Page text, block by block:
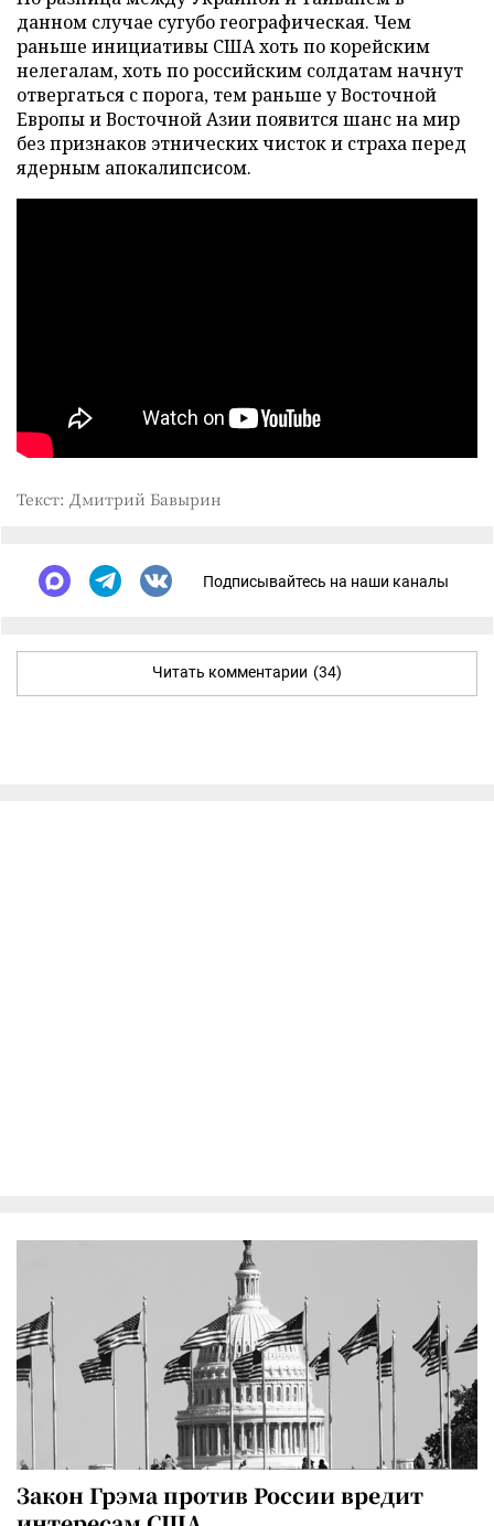
данном случае сугубо географическая. Чем
раньше инициативы США хоть по корейским
нелегалам, хоть по российским солдатам начнут
отвергаться с порога, тем раньше у Восточной
Европы и Восточной Азии появится шанс на мир
без признаков этнических чисток и страха перед
ядерным апокалипсисом.
Текст: Дмитрий Бавырин
Подписывайтесь на наши каналы
Читать комментарии (34)
Закон Грэма против России вредит